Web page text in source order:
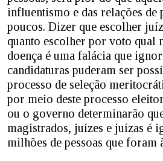
influentismo e das relações de
poucos. Dizer que escolher
quanto escolher por voto qual
doença é uma falácia que
candidaturas puderam ser
processo de seleção
por meio deste processo
ou o governo determinarão
magistrados, juízes e juízas é
milhões de pessoas que foram